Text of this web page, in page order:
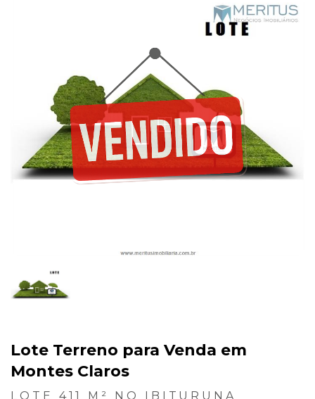
Lote Terreno para Venda em
Montes Claros
LOTE 411 M² NO IBITURUNA